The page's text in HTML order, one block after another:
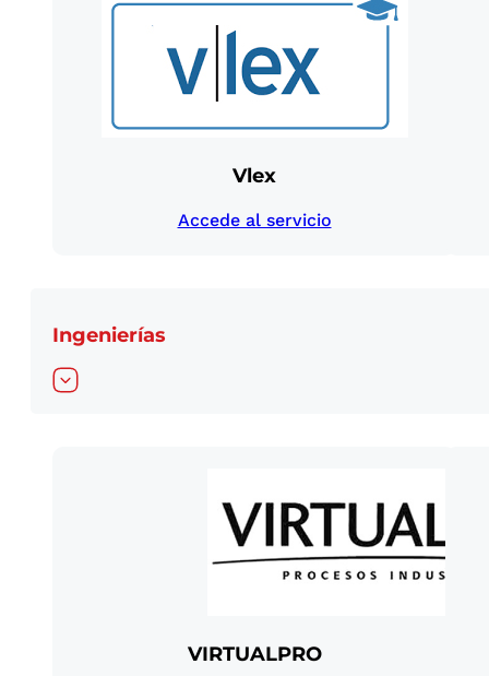
Vlex
Accede al servicio
Ingenierías
VIRTUALPRO